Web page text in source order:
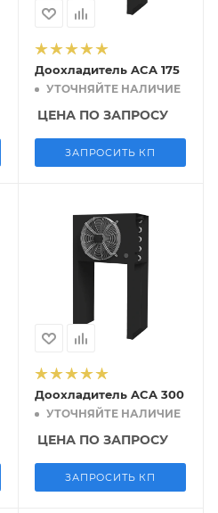
Доохладитель ACA 175
УТОЧНЯЙТЕ НАЛИЧИЕ
ЦЕНА ПО ЗАПРОСУ
ЗАПРОСИТЬ КП
Доохладитель ACA 300
УТОЧНЯЙТЕ НАЛИЧИЕ
ЦЕНА ПО ЗАПРОСУ
ЗАПРОСИТЬ КП